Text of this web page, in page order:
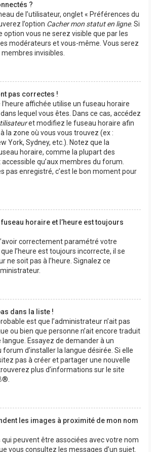
?
de l’utilisateur, onglet « Préférences du
l’option Cacher mon statut en ligne. Si
option vous ne serez visible que par les
modérateurs et vous-même. Vous serez
invisibles.
pas correctes !
l’heure affichée utilise un fuseau horaire
lequel vous êtes. Dans ce cas, accédez
et modifiez le fuseau horaire afin
la zone où vous vous trouvez (ex :
York, Sydney, etc.). Notez que la
horaire, comme la plupart des
qu’aux membres du forum.
pas enregistré, c’est le bon moment pour
horaire et l’heure est toujours
correctement paramétré votre
l’heure est toujours incorrecte, il se
ne soit pas à l’heure. Signalez ce
dans la liste !
est que l’administrateur n’ait pas
ou bien que personne n’ait encore traduit
Essayez de demander à un
d’installer la langue désirée. Si elle
pas à créer et partager une nouvelle
plus d’informations sur le site
®.
les images à proximité de mon nom
qui peuvent être associées avec votre nom
vous consultez les messages d’un sujet.